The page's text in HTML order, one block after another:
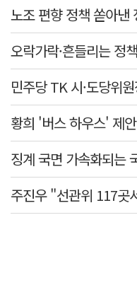
징계 국면 가속화되는